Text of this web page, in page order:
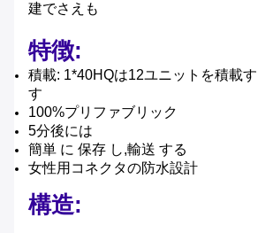
建でさえも
特徴:
積載: 1*40HQは12ユニットを積載
す
100%プリファブリック
5分後には
簡単 に 保存 し,輸送 する
女性用コネクタの防水設計
構造: